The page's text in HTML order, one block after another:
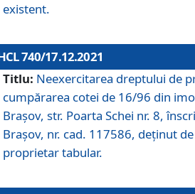
existent.
740/17.12.2021
Titlu: Neexercitarea dreptului de
cumpărarea cotei de 16/96 din
Braşov, str. Poarta Schei nr. 8,
Brașov, nr. cad. 117586, deținut
proprietar tabular.